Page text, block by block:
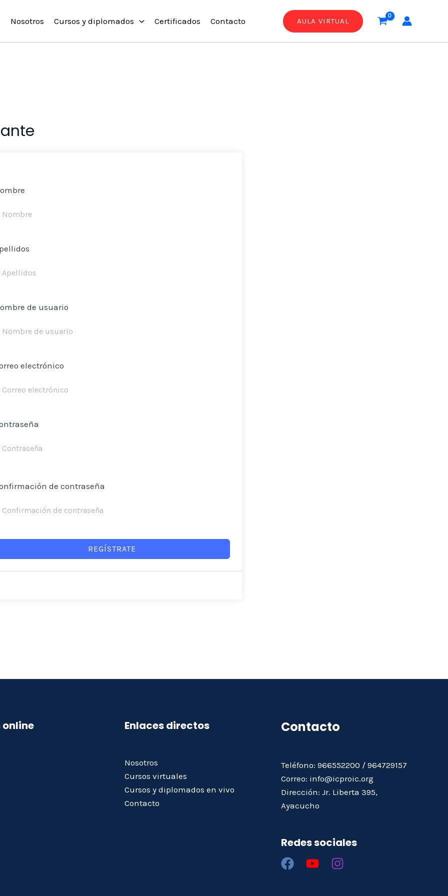
Nosotros Cursos y diplomados Certificados Contacto AULA VIRTUAL
de usuario
electrónico
de contraseña
REGÍSTRATE
online Enlaces directos
Nosotros
Cursos virtuales
Cursos y diplomados en vivo
Contacto
Contacto
Teléfono: 966552200 / 964729157
Correo: info@icproic.org
Dirección: Jr. Liberta 395,
Ayacucho
Redes sociales